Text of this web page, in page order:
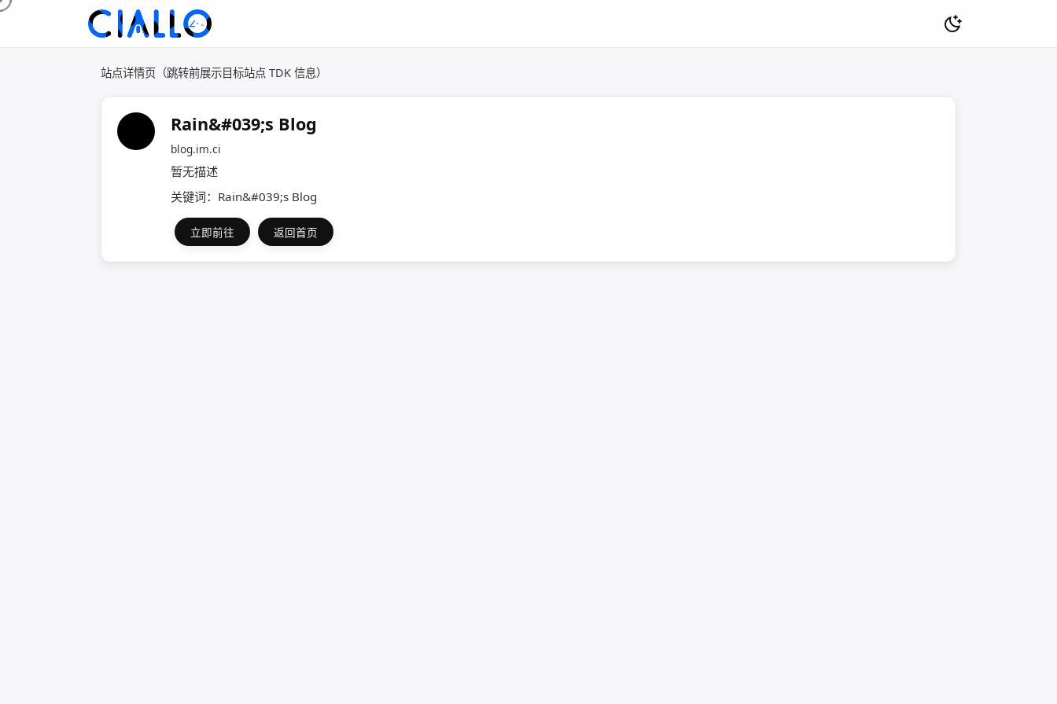
站点详情页（跳转前展示目标站点 TDK 信息）
Rain&#039;s Blog
blog.im.ci
暂无描述
关键词：Rain&#039;s Blog
立即前往 返回首页